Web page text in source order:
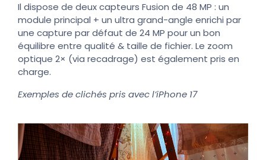
Il dispose de deux capteurs Fusion de 48 MP : un
module principal + un ultra grand-angle enrichi par
une capture par défaut de 24 MP pour un bon
équilibre entre qualité & taille de fichier. Le zoom
optique 2× (via recadrage) est également pris en
charge.
Exemples de clichés pris avec l’iPhone 17